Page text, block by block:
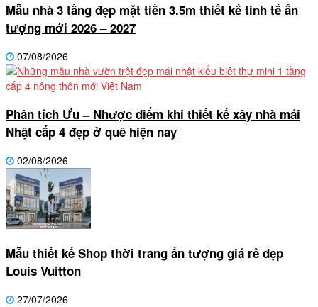
Mẫu nhà 3 tầng đẹp mặt tiền 3.5m thiết kế tinh tế ấn
tượng mới 2026 – 2027
07/08/2026
Phân tích Ưu – Nhược điểm khi thiết kế xây nhà mái
Nhật cấp 4 đẹp ở quê hiện nay
02/08/2026
Mẫu thiết kế Shop thời trang ấn tượng giá rẻ đẹp
Louis Vuitton
27/07/2026